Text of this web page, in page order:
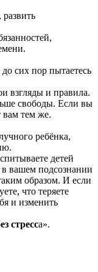
сих пор пытаетесь
взгляды и правила.
свободы. Если вы
вам тем же.
ребёнка,
детей
в вашем подсознании
образом. И если
что теряете
и изменить
стресса».